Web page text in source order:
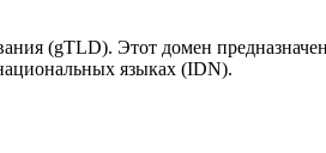
(gTLD). Этот домен
языках (IDN).